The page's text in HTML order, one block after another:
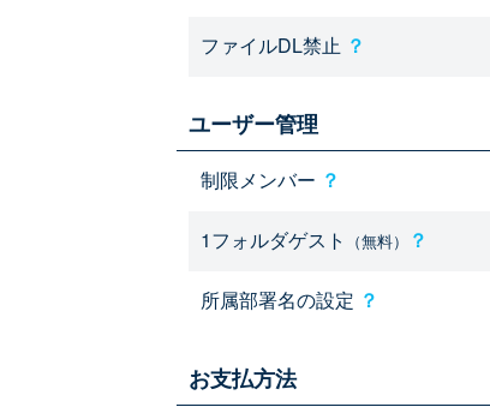
ファイルDL禁止 ？
ユーザー管理
制限メンバー ？
1フォルダゲスト （無料） ？
所属部署名の設定 ？
お支払方法